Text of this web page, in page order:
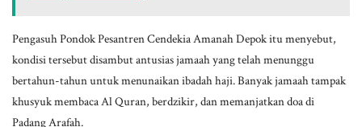
Pengasuh Pondok Pesantren Cendekia Amanah Depok itu menyebut,
kondisi tersebut disambut antusias jamaah yang telah menunggu
bertahun-tahun untuk menunaikan ibadah haji. Banyak jamaah tampak
khusyuk membaca Al Quran, berdzikir, dan memanjatkan doa di
Padang Arafah.